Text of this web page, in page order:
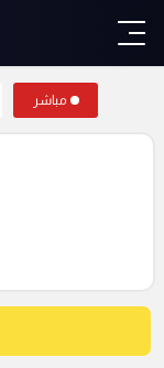
مباشر